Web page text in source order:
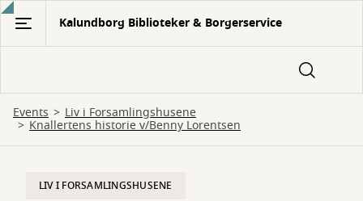
Gå
hovedindhold
Kalundborg Biblioteker & Borgerservice
Events Liv i Forsamlingshusene
Knallertens historie v/Benny Lorentsen
LIV I FORSAMLINGSHUSENE